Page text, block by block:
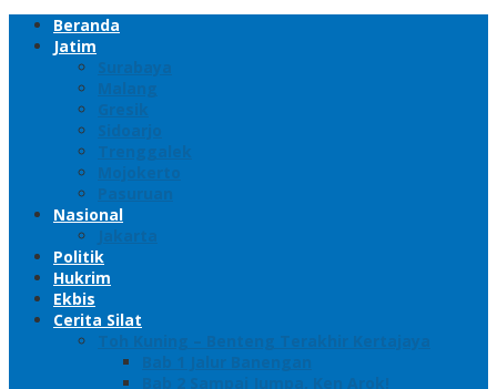
Beranda
Jatim
Surabaya
Malang
Gresik
Sidoarjo
Trenggalek
Mojokerto
Pasuruan
Nasional
Jakarta
Politik
Hukrim
Ekbis
Cerita Silat
Toh Kuning – Benteng Terakhir Kertajaya
Bab 1 Jalur Banengan
Bab 2 Sampai Jumpa, Ken Arok!